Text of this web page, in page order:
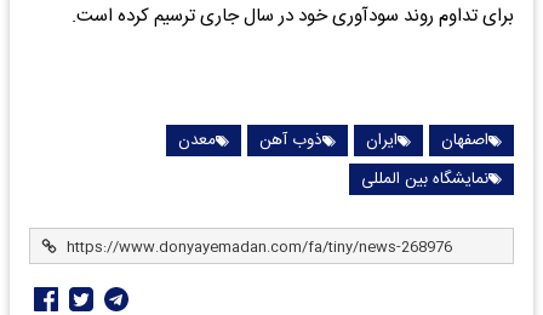
برای تداوم روند سودآوری خود در سال جاری ترسیم کرده است.
اصفهان ایران ذوب آهن
معدن
نمایشگاه بین المللی